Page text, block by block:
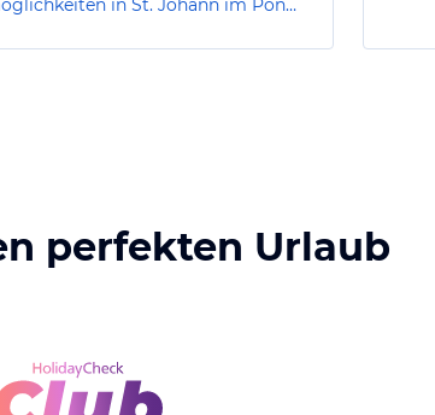
Shoppingmöglichkeiten in St. Johann im Pongau
perfekten Urlaub